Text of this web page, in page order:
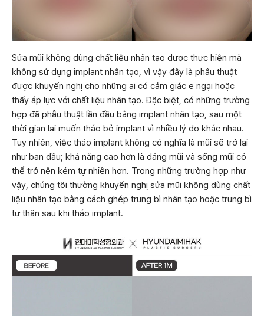
Sửa mũi không dùng chất liệu nhân tạo được thực hiện mà
không sử dụng implant nhân tạo, vì vậy đây là phẫu thuật
được khuyến nghị cho những ai có cảm giác e ngại hoặc
thấy áp lực với chất liệu nhân tạo. Đặc biệt, có những trường
hợp đã phẫu thuật lần đầu bằng implant nhân tạo, sau một
thời gian lại muốn tháo bỏ implant vì nhiều lý do khác nhau.
Tuy nhiên, việc tháo implant không có nghĩa là mũi sẽ trở lại
như ban đầu; khả năng cao hơn là dáng mũi và sống mũi có
thể trở nên kém tự nhiên hơn. Trong những trường hợp như
vậy, chúng tôi thường khuyến nghị sửa mũi không dùng chất
liệu nhân tạo bằng cách ghép trung bì nhân tạo hoặc trung bì
tự thân sau khi tháo implant.